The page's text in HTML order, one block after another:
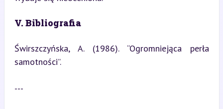
V. Bibliografia
Świrszczyńska, A. (1986). “Ogromniejąca perła
samotności”.
---